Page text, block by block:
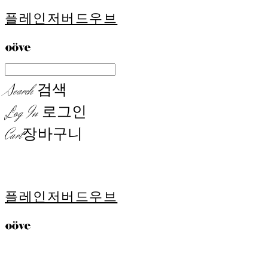
플레인저버드우브
Search검색
Log In 로그인
Cart장바구니
플레인저버드우브